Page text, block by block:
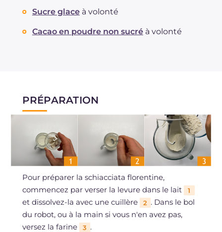
Sucre glace à volonté
Cacao en poudre non sucré à volonté
PRÉPARATION
Pour préparer la schiacciata florentine,
commencez par verser la levure dans le lait
1
et dissolvez-la avec une cuillère 2 . Dans le bol
du robot, ou à la main si vous n'en avez pas,
versez la farine
3 .